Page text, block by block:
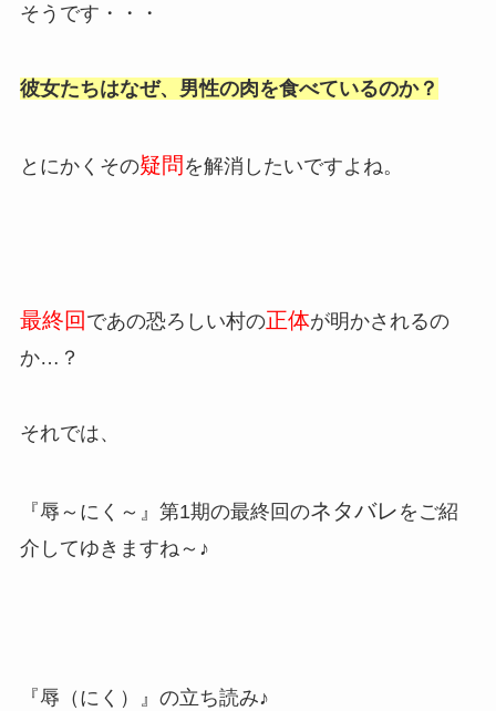
そうです・・・
彼女たちはなぜ、男性の肉を食べているのか？
とにかくその疑問 を解消したいですよね。
最終回 であの恐ろしい村の正体が明かされるの
か…？
それでは、
『辱～にく～』第1期の最終回のネタバレ をご紹
介してゆきますね～♪
『辱（にく）』の立ち読み♪